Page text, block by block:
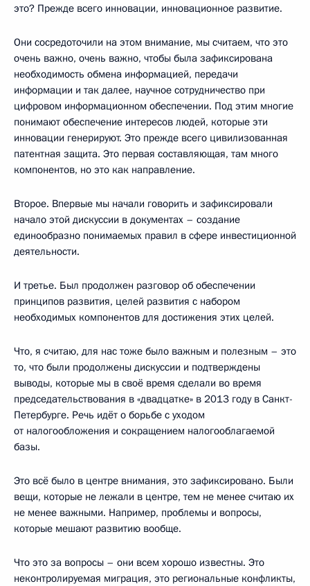
это? Прежде всего инновации, инновационное развитие.
Они сосредоточили на этом внимание, мы считаем, что это
очень важно, очень важно, чтобы была зафиксирована
необходимость обмена информацией, передачи
информации и так далее, научное сотрудничество при
цифровом информационном обеспечении. Под этим многие
понимают обеспечение интересов людей, которые эти
инновации генерируют. Это прежде всего цивилизованная
патентная защита. Это первая составляющая, там много
компонентов, но это как направление.
Второе. Впервые мы начали говорить и зафиксировали
начало этой дискуссии в документах – создание
единообразно понимаемых правил в сфере инвестиционной
деятельности.
И третье. Был продолжен разговор об обеспечении
принципов развития, целей развития с набором
необходимых компонентов для достижения этих целей.
Что, я считаю, для нас тоже было важным и полезным – это
то, что были продолжены дискуссии и подтверждены
выводы, которые мы в своё время сделали во время
председательствования в «двадцатке» в 2013 году в Санкт-
Петербурге. Речь идёт о борьбе с уходом
от налогообложения и сокращением налогооблагаемой
базы.
Это всё было в центре внимания, это зафиксировано. Были
вещи, которые не лежали в центре, тем не менее считаю их
не менее важными. Например, проблемы и вопросы,
которые мешают развитию вообще.
Что это за вопросы – они всем хорошо известны. Это
неконтролируемая миграция, это региональные конфликты,